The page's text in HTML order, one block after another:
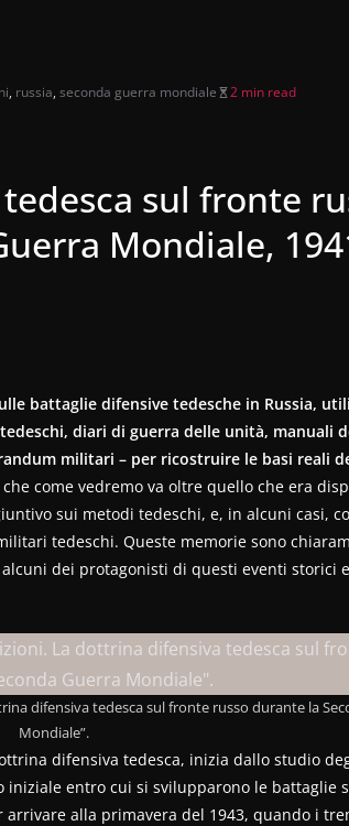
, russia, seconda guerra mondiale 2 min read
sul fronte
Mondiale,
battaglie difensive tedesche in Russia,
diari di guerra delle unità, manuali
militari – per ricostruire le basi reali
come vedremo va oltre quello che era
sui metodi tedeschi, e, in alcuni casi,
tedeschi. Queste memorie sono
dei protagonisti di questi eventi storici
difensiva tedesca sul fronte russo durante la
Mondiale”.
difensiva tedesca, inizia dallo studio
entro cui si svilupparono le battaglie
arrivare alla primavera del 1943, quando i